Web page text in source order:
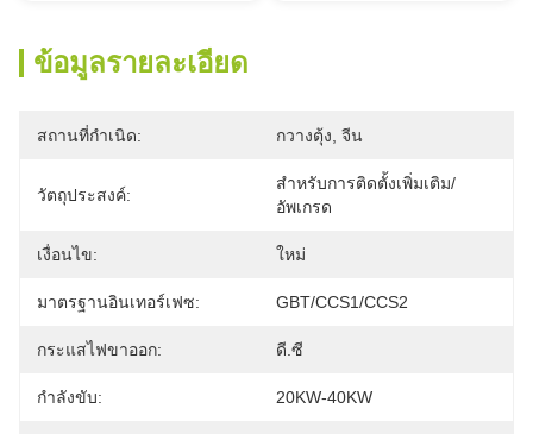
ข้อมูลรายละเอียด
สถานที่กำเนิด: กวางตุ้ง, จีน
วัตถุประสงค์:
สำหรับการติดตั้งเพิ่มเติม/
อัพเกรด
เงื่อนไข: ใหม่
มาตรฐานอินเทอร์เฟซ: GBT/CCS1/CCS2
กระแสไฟขาออก: ดี.ซี
กำลังขับ: 20KW-40KW